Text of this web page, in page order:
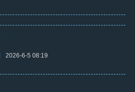
2026-6-5 08:19